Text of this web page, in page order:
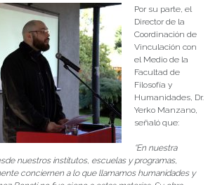
Por su parte, el
Director de la
Coordinación de
Vinculación con
el Medio de la
Facultad de
Filosofía y
Humanidades, Dr.
Yerko Manzano,
señaló que:
“En nuestra
nuestros institutos, escuelas y programas,
conciernen a lo que llamamos humanidades y